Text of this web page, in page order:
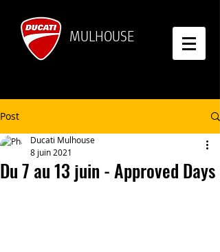
MULHOUSE
Post
Du 7 au 13 juin - Approved Days
Ducati Mulhouse
8 juin 2021